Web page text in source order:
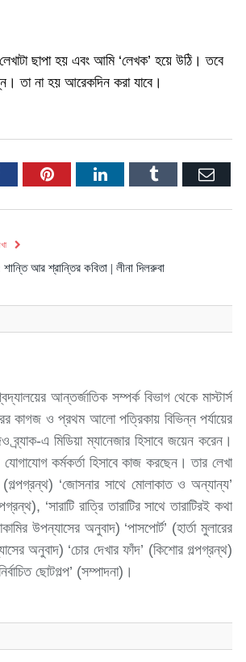
ছাপা হয় এবং আমি ‘লেখক’ হয়ে উঠি। তবে
তা না হয় আরেকদিন করা যাবে।
PinterestLinkedInTumblr Email
আর শ্রান্তির কবিতা | লীনা দিলরুবা
আন্তর্জাতিক সম্পর্ক বিভাগ থেকে মাস্টার্স
কাগজ ও প্রথম আলো পত্রিকায় বিভিন্ন পর্যায়ের
এ মিডিয়া ম্যানেজার হিসাবে জয়েন করেন।
কর্মকর্তা হিসাবে কাজ করছেন। তার লেখা
‘জোসনার সাথে মোলাকাত ও অন্যান্য’
‘সারাটি রাত্রি তারাটির সাথে তারাটিরই কথা
উপন্যাসের অনুবাদ) ‘পাসপোর্ট’ (হার্তা মুলারের
অনুবাদ) ‘চোর দেখার ফাঁদ’ (কিশোর গল্পগ্রন্থ)
ছোটগল্প’ (সম্পাদনা)।